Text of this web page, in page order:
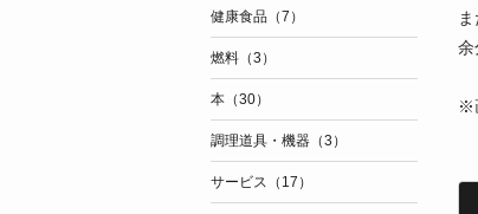
余
※
健康食品（7）
燃料（3）
本（30）
調理道具・機器（3）
サービス（17）